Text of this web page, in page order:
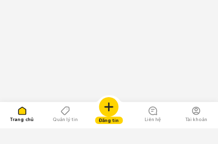
Trang chủ Quản lý tin Đăng tin Liên hệ Tài khoản